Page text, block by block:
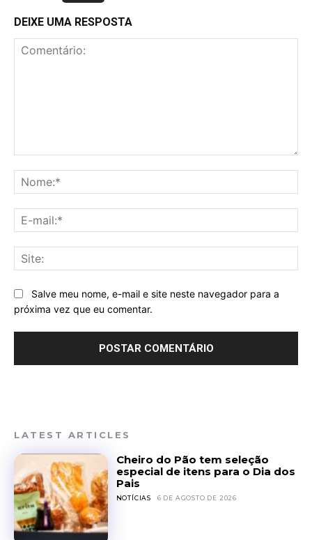
DEIXE UMA RESPOSTA
Salve meu nome, e-mail e site neste navegador para a
próxima vez que eu comentar.
LATEST ARTICLES
Cheiro do Pão tem seleção
especial de itens para o Dia dos
Pais
NOTÍCIAS 6 DE AGOSTO DE 2026